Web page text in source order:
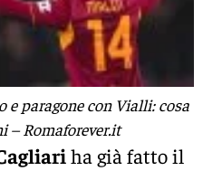
e paragone con Vialli: cosa
– Romaforever.it
ha già fatto il